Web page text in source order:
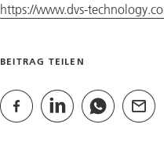
https://www.dvs-
BEITRAG TEILEN